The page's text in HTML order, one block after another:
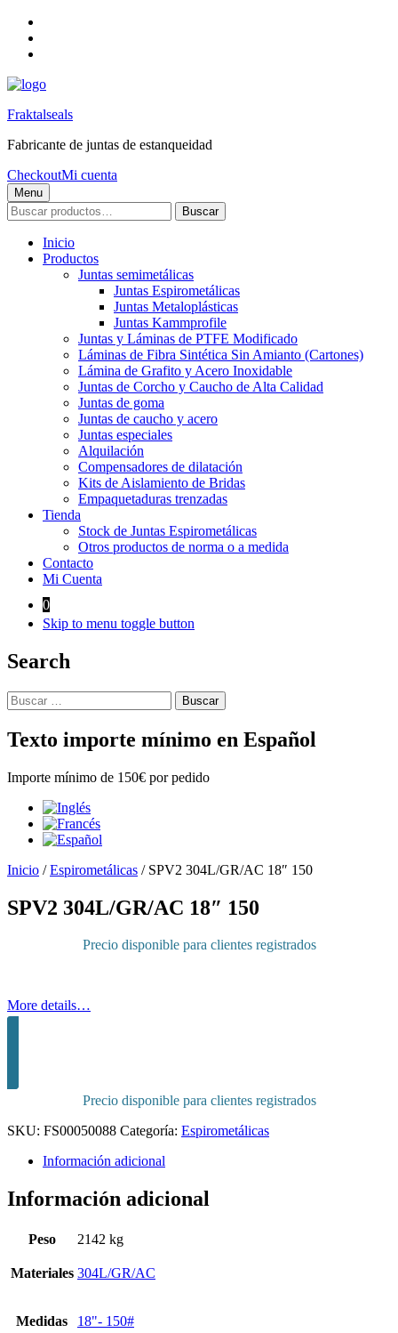
content
footer
Fraktalseals
Fabricante de juntas de estanqueidad
CheckoutMi cuenta
Menu
Buscar
por:
Buscar
Inicio
Productos
Juntas semimetálicas
Juntas Espirometálicas
Juntas Metaloplásticas
Juntas Kammprofile
Juntas y Láminas de PTFE Modificado
Láminas de Fibra Sintética Sin Amianto (Cartones)
Lámina de Grafito y Acero Inoxidable
Juntas de Corcho y Caucho de Alta Calidad
Juntas de goma
Juntas de caucho y acero
Juntas especiales
Alquilación
Compensadores de dilatación
Kits de Aislamiento de Bridas
Empaquetaduras trenzadas
Tienda
Stock de Juntas Espirometálicas
Otros productos de norma o a medida
Contacto
Mi Cuenta
0
Skip to menu toggle button
Search
Buscar:
Texto importe mínimo en Español
Importe mínimo de 150€ por pedido
Inicio /Espirometálicas / SPV2 304L/GR/AC 18″ 150
SPV2 304L/GR/AC 18″ 150
Precio disponible para clientes registrados
More details…
Precio disponible para clientes registrados
SKU: FS00050088 Categoría: Espirometálicas
Información adicional
Información adicional
Peso 2142 kg
Materiales 304L/GR/AC
Medidas 18"- 150#